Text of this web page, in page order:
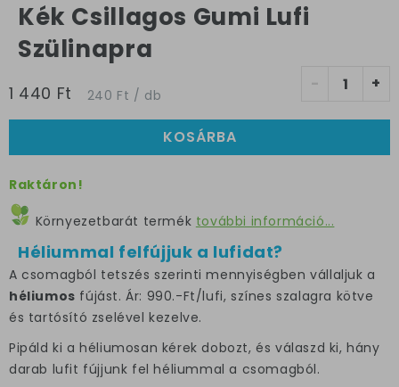
Kék Csillagos Gumi Lufi
Szülinapra
1 440 Ft 240 Ft / db
- +
KOSÁRBA
Raktáron!
Környezetbarát termék további információ...
Héliummal felfújjuk a lufidat?
A csomagból tetszés szerinti mennyiségben vállaljuk a
héliumos fújást. Ár: 990.-Ft/lufi, színes szalagra kötve
és tartósító zselével kezelve.
Pipáld ki a héliumosan kérek dobozt, és válaszd ki, hány
darab lufit fújjunk fel héliummal a csomagból.